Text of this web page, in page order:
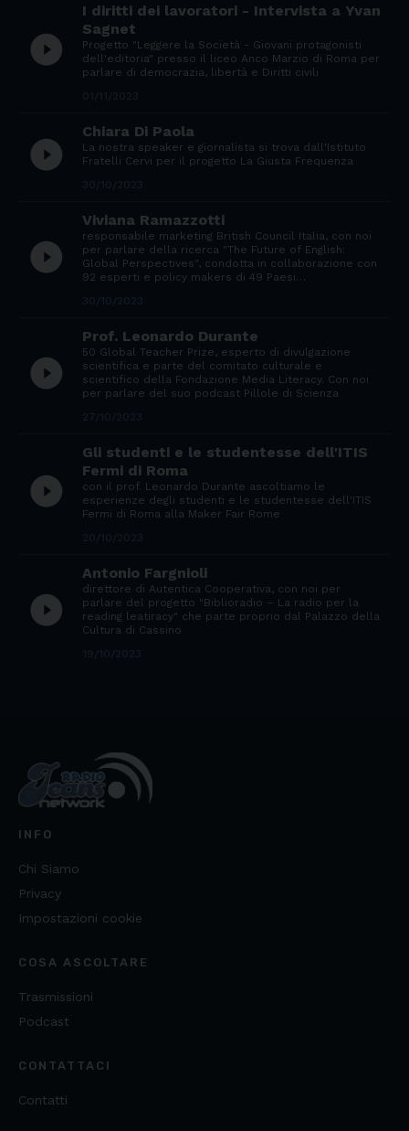
play_circle_filled
I diritti dei lavoratori - Intervista a Yvan
Sagnet
Progetto "Leggere la Società - Giovani protagonisti
dell'editoria" presso il liceo Anco Marzio di Roma per
parlare di democrazia, libertà e Diritti civili
play_circle_filled
Chiara Di Paola
La nostra speaker e giornalista si trova dall'Istituto
Fratelli Cervi per il progetto La Giusta Frequenza
play_circle_filled
Viviana Ramazzotti
responsabile marketing British Council Italia, con noi
per parlare della ricerca "The Future of English:
Global Perspectives", condotta in collaborazione con
92 esperti e policy makers di 49 Paesi…
play_circle_filled
Prof. Leonardo Durante
50 Global Teacher Prize, esperto di divulgazione
scientifica e parte del comitato culturale e
scientifico della Fondazione Media Literacy. Con noi
per parlare del suo podcast Pillole di Scienza
play_circle_filled
Gli studenti e le studentesse dell'ITIS
Fermi di Roma
con il prof. Leonardo Durante ascoltiamo le
esperienze degli studenti e le studentesse dell'ITIS
Fermi di Roma alla Maker Fair Rome
play_circle_filled
Antonio Fargnioli
direttore di Autentica Cooperativa, con noi per
parlare del progetto "Biblioradio – La radio per la
reading leatiracy" che parte proprio dal Palazzo della
Cultura di Cassino
INFO
Chi Siamo
Privacy
Impostazioni cookie
COSA ASCOLTARE
Trasmissioni
Podcast
CONTATTACI
Contatti